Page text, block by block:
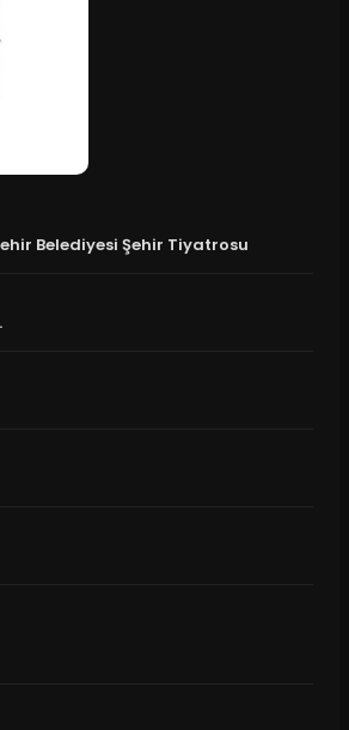
Belediyesi Şehir Tiyatrosu